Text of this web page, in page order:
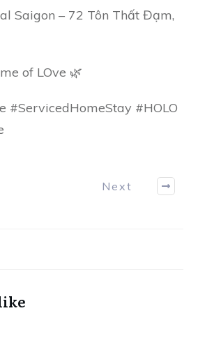
Saigon – 72 Tôn Thất Đạm,
of LOve 🌿
#ServicedHomeStay #HOLO
Next